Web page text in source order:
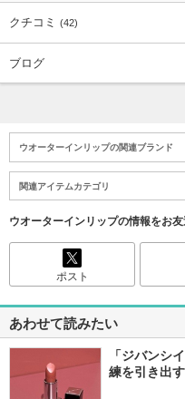
クチコミ (42)
ブログ
ウオーターインリップの関連ブランド
関連アイテムカテゴリ
ウオーターインリップの情報をお
ポスト
あわせて読みたい
「ジバンシ
練を引き出